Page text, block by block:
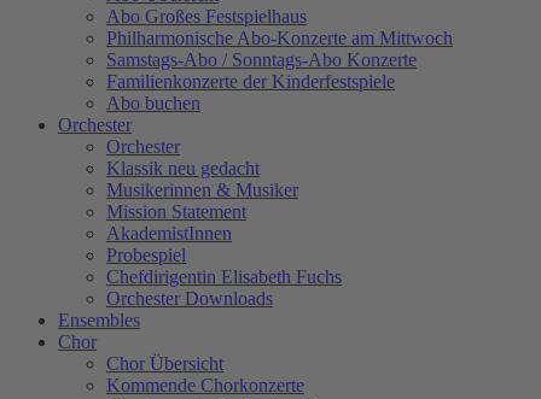
Abo Großes Festspielhaus
Philharmonische Abo-Konzerte am Mittwoch
Samstags-Abo / Sonntags-Abo Konzerte
Familienkonzerte der Kinderfestspiele
Abo buchen
Orchester
Orchester
Klassik neu gedacht
Musikerinnen & Musiker
Mission Statement
AkademistInnen
Probespiel
Chefdirigentin Elisabeth Fuchs
Orchester Downloads
Ensembles
Chor
Chor Übersicht
Kommende Chorkonzerte